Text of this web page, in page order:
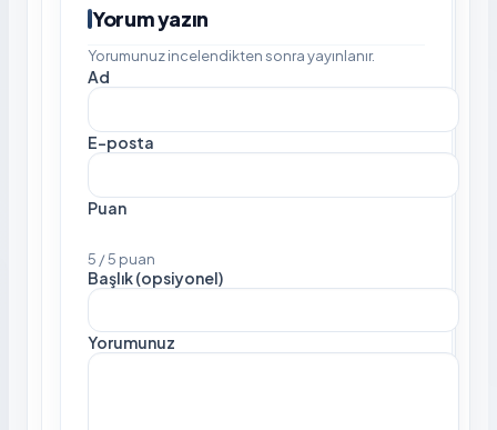
Yorum yazın
Yorumunuz incelendikten sonra yayınlanır.
Ad
E-posta
Puan
5 / 5 puan
Başlık (opsiyonel)
Yorumunuz